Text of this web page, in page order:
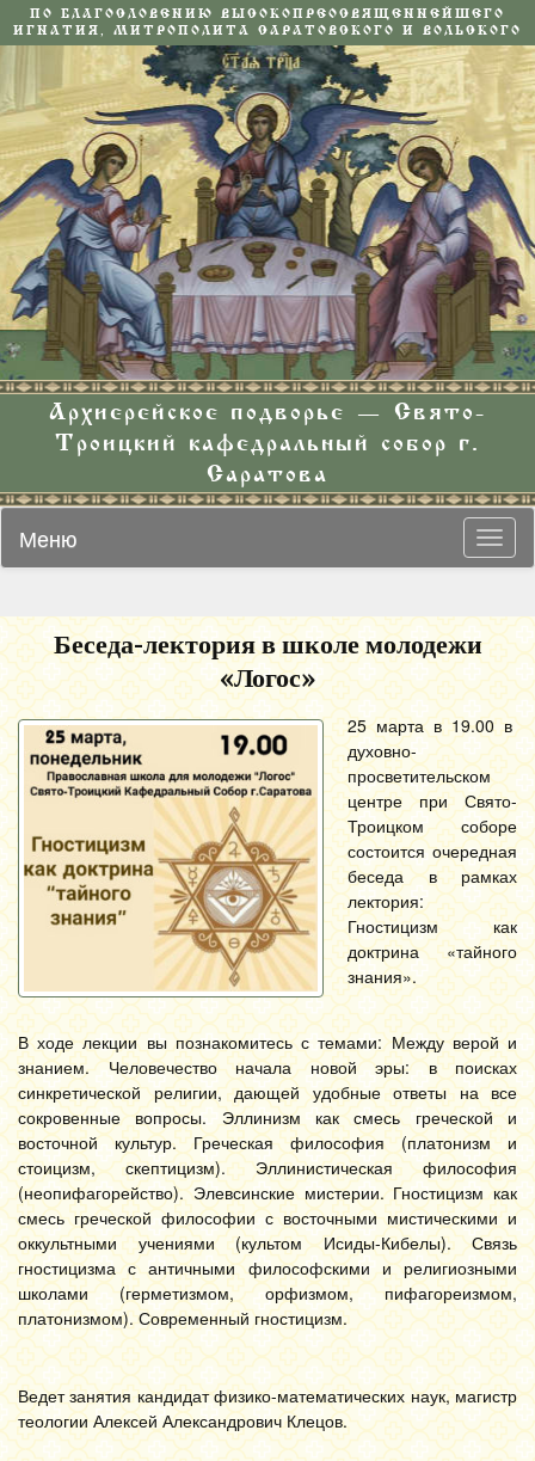
ПО БЛАГОСЛОВЕНИЮ ВЫСОКОПРЕОСВЯЩЕННЕЙШЕГО
ИГНАТИЯ, МИТРОПОЛИТА САРАТОВСКОГО И ВОЛЬСКОГО
Архиерейское подворье — Свято-
Троицкий кафедральный собор г.
Саратова
Меню
Беседа-лектория в школе молодежи
«Логос»
25 марта в 19.00 в
духовно-
просветительском
центре при Свято-
Троицком соборе
состоится очередная
беседа в рамках
лектория:
Гностицизм как
доктрина «тайного
знания».
В ходе лекции вы познакомитесь с темами: Между верой и
знанием. Человечество начала новой эры: в поисках
синкретической религии, дающей удобные ответы на все
сокровенные вопросы. Эллинизм как смесь греческой и
восточной культур. Греческая философия (платонизм и
стоицизм, скептицизм). Эллинистическая философия
(неопифагорейство). Элевсинские мистерии. Гностицизм как
смесь греческой философии с восточными мистическими и
оккультными учениями (культом Исиды-Кибелы). Связь
гностицизма с античными философскими и религиозными
школами (герметизмом, орфизмом, пифагореизмом,
платонизмом). Современный гностицизм.
Ведет занятия кандидат физико-математических наук, магистр
теологии Алексей Александрович Клецов.